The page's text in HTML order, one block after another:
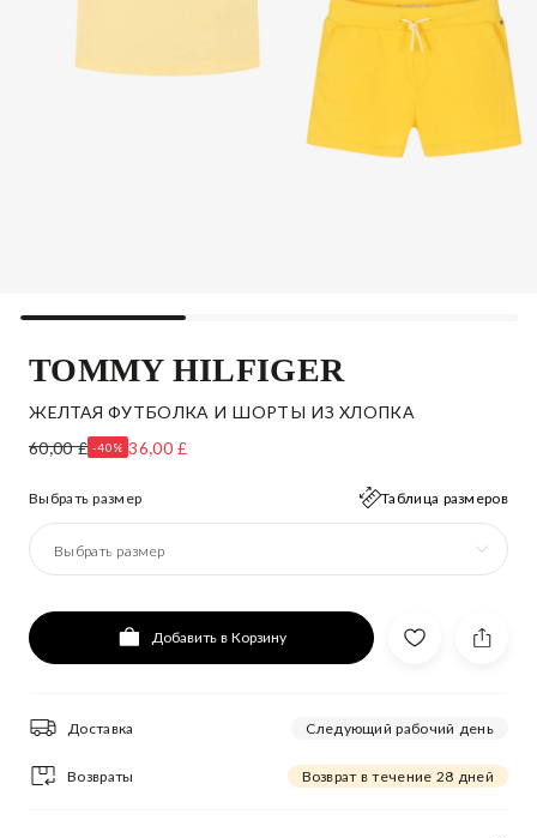
TOMMY HILFIGER
ЖЕЛТАЯ ФУТБОЛКА И ШОРТЫ ИЗ ХЛОПКА
60,00 £ -40% 36,00 £
Выбрать размер Таблица размеров
Выбрать размер
Добавить в Корзину
Доставка Следующий рабочий день
Возвраты Возврат в течение 28 дней